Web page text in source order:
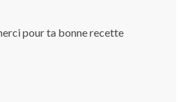
pour ta bonne recette